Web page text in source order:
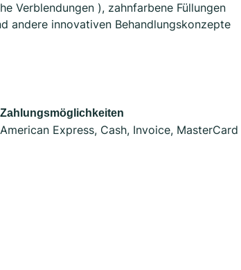
Verblendungen ), zahnfarbene Füllungen
andere innovativen Behandlungskonzepte
Zahlungsmöglichkeiten
American Express, Cash, Invoice, MasterCard